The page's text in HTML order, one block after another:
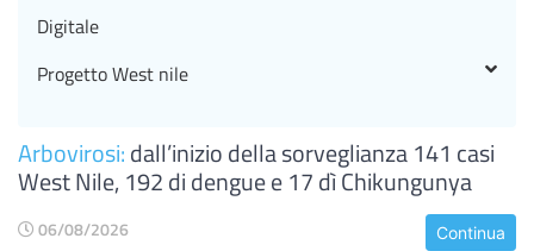
Arbovirosi:dall’inizio della sorveglianza 141 casi
West Nile, 192 di dengue e 17 dì Chikungunya
06/08/2026 Continua
Digitale
Progetto West nile